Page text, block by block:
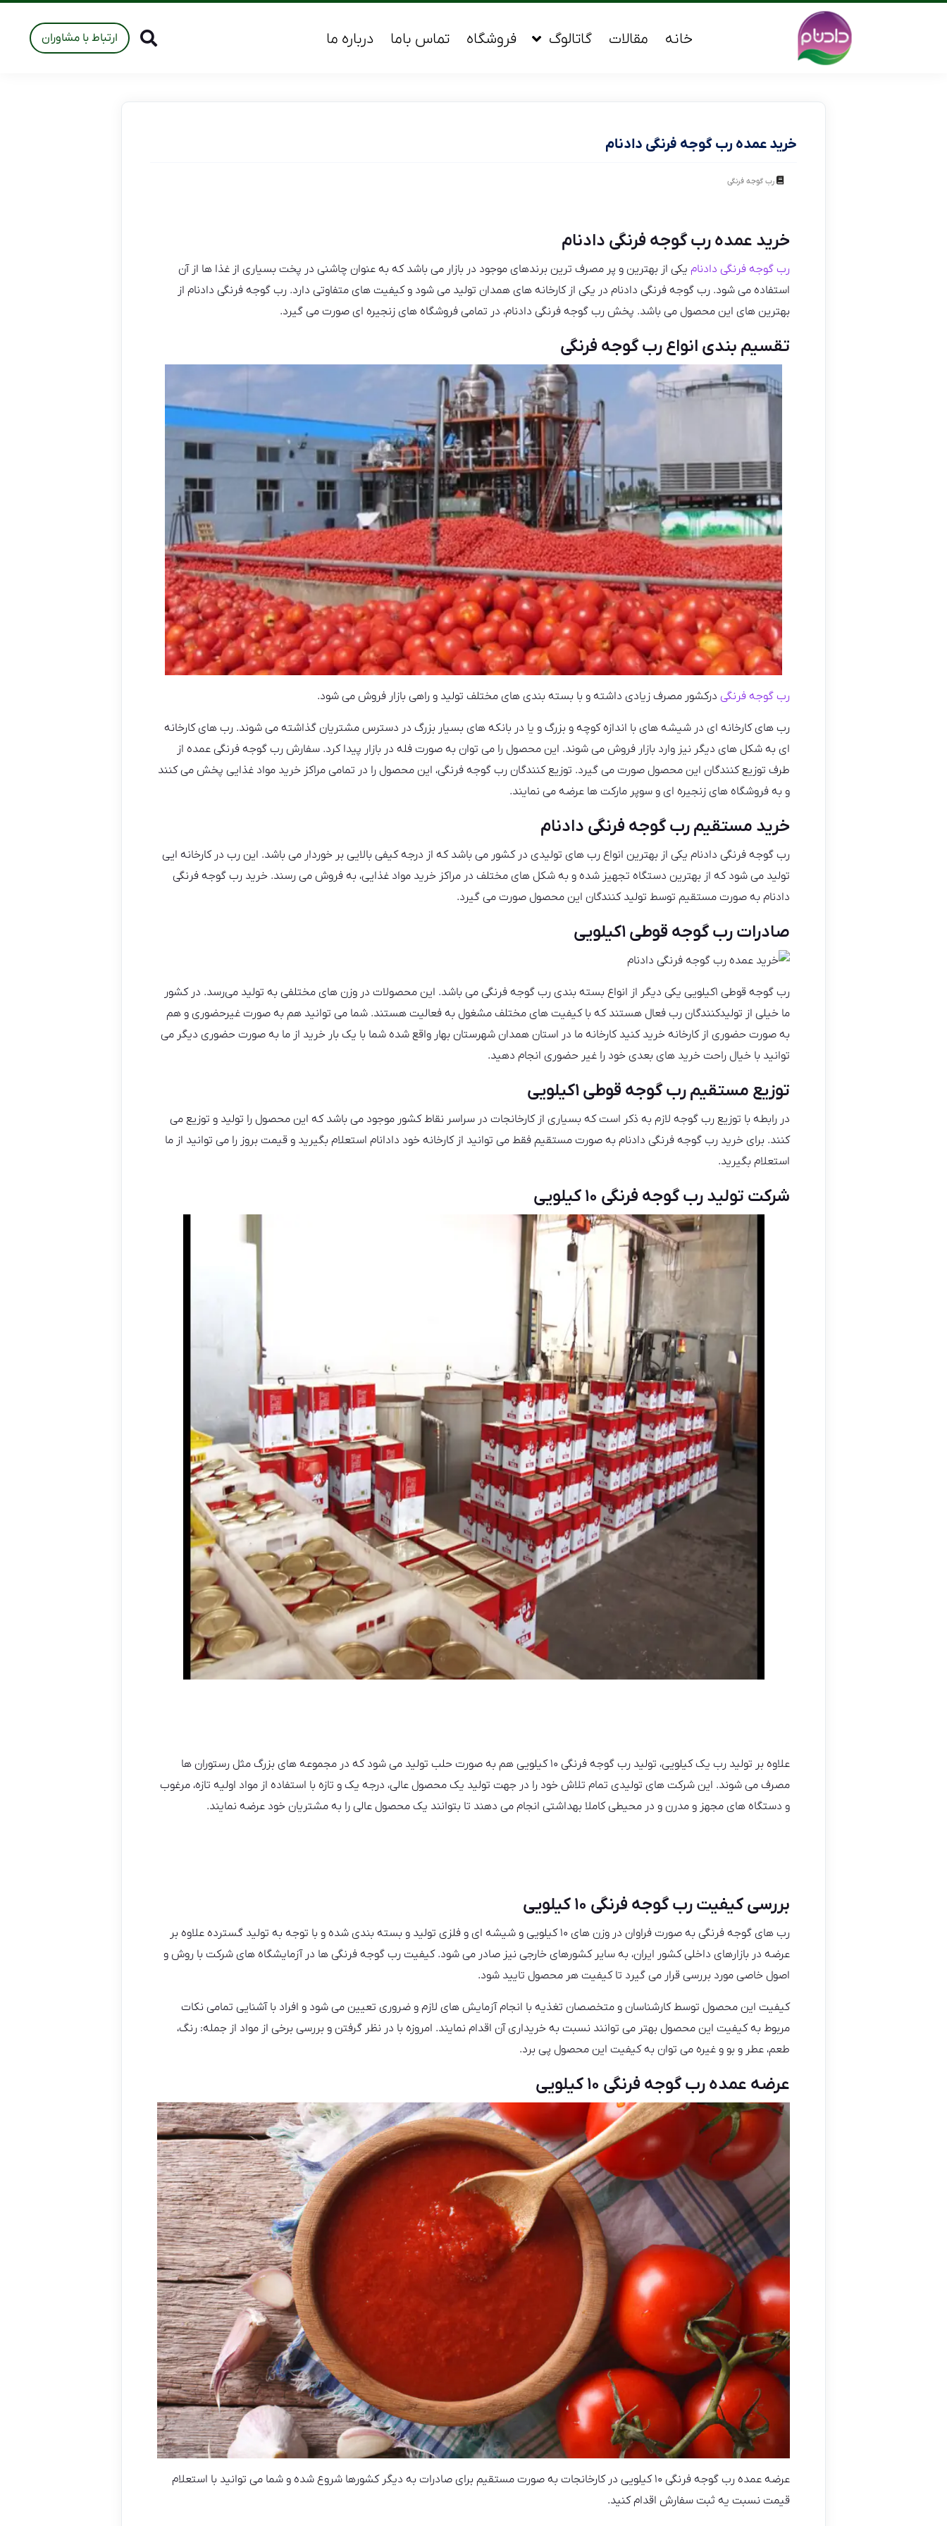
خانه مقالات گاتالوگ فروشگاه تماس باما درباره ما ارتباط با مشاوران
خرید عمده رب گوجه فرنگی دادنام
رب گوجه فرنگی
خرید عمده رب گوجه فرنگی دادنام
رب گوجه فرنگی دادنام یکی از بهترین و پر مصرف ترین برندهای موجود در بازار می باشد که به عنوان چاشنی در پخت بسیاری از غذا ها از آن
استفاده می شود. رب گوجه فرنگی دادنام در یکی از کارخانه های همدان تولید می شود و کیفیت های متفاوتی دارد. رب گوجه فرنگی دادنام از
بهترین های این محصول می باشد. پخش رب گوجه فرنگی دادنام، در تمامی فروشگاه های زنجیره ای صورت می گیرد.
تقسیم بندی انواع رب گوجه فرنگی
رب گوجه فرنگی درکشور مصرف زیادی داشته و با بسته بندی های مختلف تولید و راهی بازار فروش می شود.
رب های کارخانه ای در شیشه های با اندازه کوچه و بزرگ و یا در بانکه های بسیار بزرگ در دسترس مشتریان گذاشته می شوند. رب های کارخانه
ای به شکل های دیگر نیز وارد بازار فروش می شوند. این محصول را می توان به صورت فله در بازار پیدا کرد. سفارش رب گوجه فرنگی عمده از
طرف توزیع کنندگان این محصول صورت می گیرد. توزیع کنندگان رب گوجه فرنگی، این محصول را در تمامی مراکز خرید مواد غذایی پخش می کنند
و به فروشگاه های زنجیره ای و سوپر مارکت ها عرضه می نمایند.
خرید مستقیم رب گوجه فرنگی دادنام
رب گوجه فرنگی دادنام یکی از بهترین انواع رب های تولیدی در کشور می باشد که از درجه کیفی بالایی بر خوردار می باشد. این رب در کارخانه ایی
تولید می شود که از بهترین دستگاه تجهیز شده و به شکل های مختلف در مراکز خرید مواد غذایی، به فروش می رسند. خرید رب گوجه فرنگی
دادنام به صورت مستقیم توسط تولید کنندگان این محصول صورت می گیرد.
صادرات رب گوجه قوطی ۱کیلویی
رب گوجه قوطی ۱کیلویی یکی دیگر از انواع بسته بندی رب گوجه فرنگی می باشد. این محصولات در وزن های مختلفی به تولید می‌رسد. در کشور
ما خیلی از تولیدکنندگان رب فعال هستند که با کیفیت های مختلف مشغول به فعالیت هستند. شما می توانید هم به صورت غیرحضوری و هم
به صورت حضوری از کارخانه خرید کنید کارخانه ما در استان همدان شهرستان بهار واقع شده شما با یک بار خرید از ما به صورت حضوری دیگر می
توانید با خیال راحت خرید های بعدی خود را غیر حضوری انجام دهید.
توزیع مستقیم رب گوجه قوطی ۱کیلویی
در رابطه با توزیع رب گوجه لازم به ذکر است که بسیاری از کارخانجات در سراسر نقاط کشور موجود می باشد که این محصول را تولید و توزیع می
کنند. برای خرید رب گوجه فرنگی دادنام به صورت مستقیم فقط می توانید از کارخانه خود دادانام استعلام بگیرید و قیمت بروز را می توانید از ما
استعلام بگیرید.
شرکت تولید رب گوجه فرنگی ۱۰ کیلویی
علاوه بر تولید رب یک کیلویی، تولید رب گوجه فرنگی ۱۰ کیلویی هم به صورت حلب تولید می شود که در مجموعه های بزرگ مثل رستوران ها
مصرف می شوند. این شرکت های تولیدی تمام تلاش خود را در جهت تولید یک محصول عالی، درجه یک و تازه با استفاده از مواد اولیه تازه، مرغوب
و دستگاه های مجهز و مدرن و در محیطی کاملا بهداشتی انجام می دهند تا بتوانند یک محصول عالی را به مشتریان خود عرضه نمایند.
بررسی کیفیت رب گوجه فرنگی ۱۰ کیلویی
رب های گوجه فرنگی به صورت فراوان در وزن های ۱۰ کیلویی و شیشه ای و فلزی تولید و بسته بندی شده و با توجه به تولید گسترده علاوه بر
عرضه در بازارهای داخلی کشور ایران، به سایر کشورهای خارجی نیز صادر می شود. کیفیت رب گوجه فرنگی ها در آزمایشگاه های شرکت با روش و
اصول خاصی مورد بررسی قرار می گیرد تا کیفیت هر محصول تایید شود.
کیفیت این محصول توسط کارشناسان و متخصصان تغذیه با انجام آزمایش های لازم و ضروری تعیین می شود و افراد با آشنایی تمامی نکات
مربوط به کیفیت این محصول بهتر می توانند نسبت به خریداری آن اقدام نمایند. امروزه با در نظر گرفتن و بررسی برخی از مواد از جمله: رنگ،
طعم، عطر و بو و غیره می توان به کیفیت این محصول پی برد.
عرضه عمده رب گوجه فرنگی ۱۰ کیلویی
عرضه عمده رب گوجه فرنگی ۱۰ کیلویی در کارخانجات به صورت مستقیم برای صادرات به دیگر کشورها شروع شده و شما می توانید با استعلام
قیمت نسبت یه ثبت سفارش اقدام کنید.